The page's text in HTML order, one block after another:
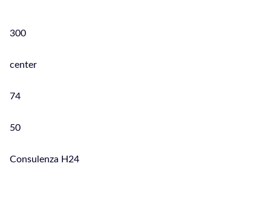
300
center
74
50
Consulenza H24